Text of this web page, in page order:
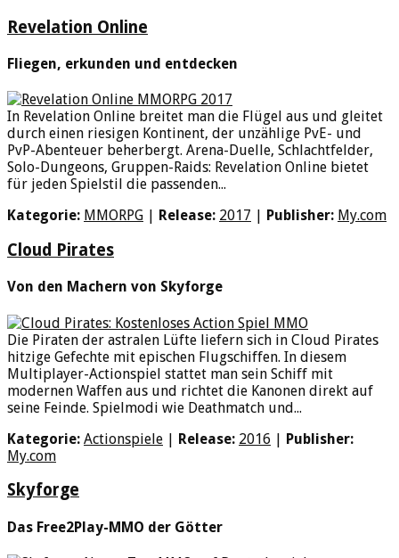
Revelation Online
Fliegen, erkunden und entdecken
In Revelation Online breitet man die Flügel aus und gleitet
durch einen riesigen Kontinent, der unzählige PvE- und
PvP-Abenteuer beherbergt. Arena-Duelle, Schlachtfelder,
Solo-Dungeons, Gruppen-Raids: Revelation Online bietet
für jeden Spielstil die passenden...
Kategorie: MMORPG Release: 2017 Publisher: My.com
Cloud Pirates
Von den Machern von Skyforge
Die Piraten der astralen Lüfte liefern sich in Cloud Pirates
hitzige Gefechte mit epischen Flugschiffen. In diesem
Multiplayer-Actionspiel stattet man sein Schiff mit
modernen Waffen aus und richtet die Kanonen direkt auf
seine Feinde. Spielmodi wie Deathmatch und...
Kategorie: Actionspiele | Release: 2016 | Publisher:
My.com
Skyforge
Das Free2Play-MMO der Götter